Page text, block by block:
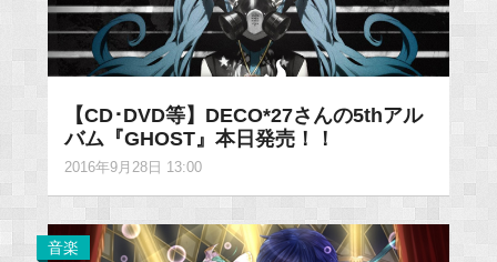
【CD･DVD等】DECO*27さんの5thアル
バム『GHOST』本日発売！！
2016年9月28日 13:00
音楽